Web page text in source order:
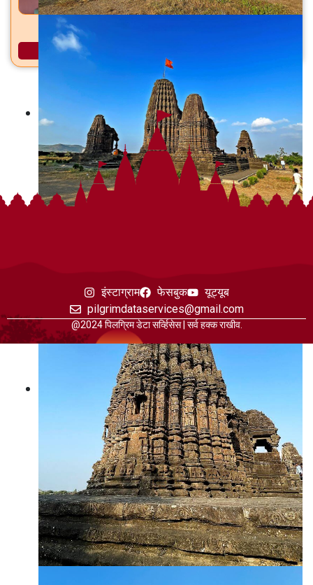
स्वातंत्र्यलक्ष्मी अष्टभुजा माता भगूर, ता. जि. नाशिक
इंस्टाग्राम फेसबुक
यूट्यूब
pilgrimdataservices@gmail.com
@2024 पिलग्रिम डेटा सर्व्हिसेस | सर्व हक्क राखीव.